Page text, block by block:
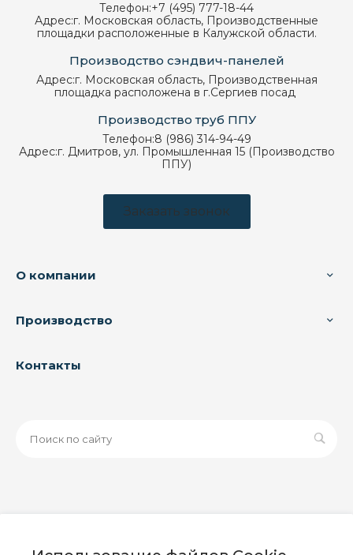
Телефон:+7 (495) 777-18-44
Адрес:г. Московская область, Производственные
площадки расположенные в Калужской области.
Производство сэндвич-панелей
Адрес:г. Московская область, Производственная
площадка расположена в г.Сергиев посад
Производство труб ППУ
Телефон:8 (986) 314-94-49
Адрес:г. Дмитров, ул. Промышленная 15 (Производство
ППУ)
Заказать звонок
О компании
Производство
Контакты